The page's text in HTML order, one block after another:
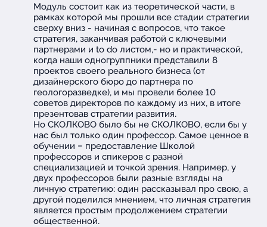
Модуль состоит как из теоретической части, в
рамках которой мы прошли все стадии стратегии
сверху вниз - начиная с вопросов, что такое
стратегия, заканчивая работой с ключевыми
партнерами и to do листом,- но и практической,
когда наши одногруппники представили 8
проектов своего реального бизнеса (от
дизайнерского бюро до партнера по
геологоразведке), и мы провели более 10
советов директоров по каждому из них, в итоге
презентовав стратегии развития.
Но СКОЛКОВО было бы не СКОЛКОВО, если бы у
нас был только один профессор. Самое ценное в
обучении – предоставление Школой
профессоров и спикеров с разной
специализацией и точкой зрения. Например, у
двух профессоров были разные взгляды на
личную стратегию: один рассказывал про свою, а
другой поделился мнением, что личная стратегия
является простым продолжением стратегии
общественной.